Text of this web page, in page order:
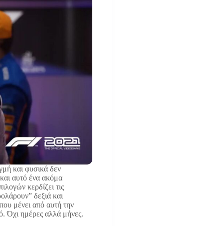
και φυσικά δεν
αυτό ένα ακόμα
κερδίζει τις
δεξιά και
μένει από αυτή την
Όχι ημέρες αλλά μήνες.